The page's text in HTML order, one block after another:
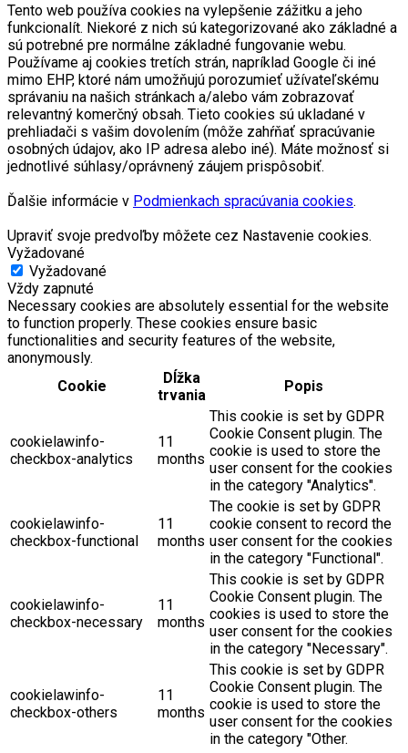
Tento web používa cookies na vylepšenie zážitku a jeho
funkcionalít. Niekoré z nich sú kategorizované ako základné a
sú potrebné pre normálne základné fungovanie webu.
Používame aj cookies tretích strán, napríklad Google či iné
mimo EHP, ktoré nám umožňujú porozumieť užívateľskému
správaniu na našich stránkach a/alebo vám zobrazovať
relevantný komerčný obsah. Tieto cookies sú ukladané v
prehliadači s vašim dovolením (môže zahŕňať spracúvanie
osobných údajov, ako IP adresa alebo iné). Máte možnosť si
jednotlivé súhlasy/oprávnený záujem prispôsobiť.
Ďalšie informácie v Podmienkach spracúvania cookies.
Upraviť svoje predvoľby môžete cez Nastavenie cookies.
Vyžadované
Vyžadované
Vždy zapnuté
Necessary cookies are absolutely essential for the website
to function properly. These cookies ensure basic
functionalities and security features of the website,
anonymously.
Cookie
Dĺžka
trvania
Popis
cookielawinfo-
checkbox-analytics
11
months
This cookie is set by GDPR
Cookie Consent plugin. The
cookie is used to store the
user consent for the cookies
in the category "Analytics".
cookielawinfo-
checkbox-functional
11
months
The cookie is set by GDPR
cookie consent to record the
user consent for the cookies
in the category "Functional".
cookielawinfo-
checkbox-necessary
11
months
This cookie is set by GDPR
Cookie Consent plugin. The
cookies is used to store the
user consent for the cookies
in the category "Necessary".
cookielawinfo-
checkbox-others
11
months
This cookie is set by GDPR
Cookie Consent plugin. The
cookie is used to store the
user consent for the cookies
in the category "Other.